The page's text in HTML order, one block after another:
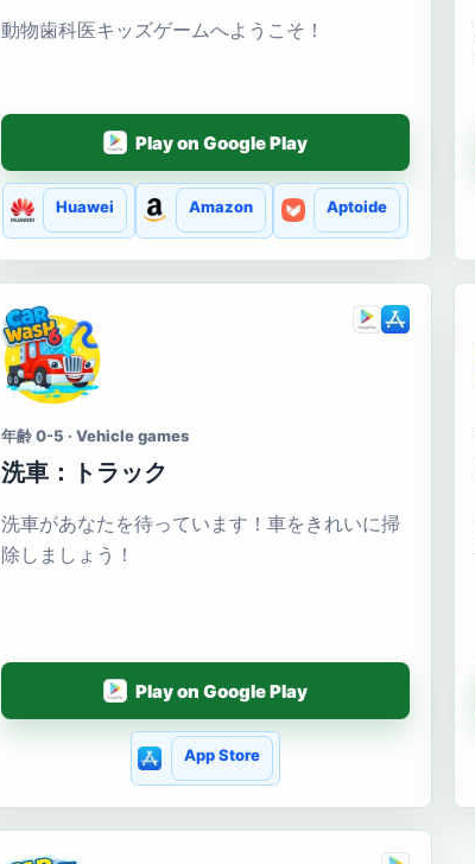
動物歯科医キッズゲームへようこそ！
Play on Google Play
Huawei Amazon Aptoide
年齢 0-5 · Vehicle games
洗車：トラック
洗車があなたを待っています！車をきれいに掃
除しましょう！
Play on Google Play
App Store